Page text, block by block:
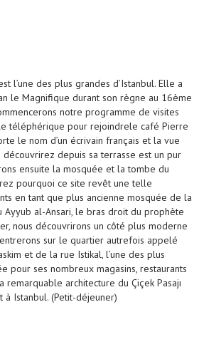
l’une des plus grandes d’Istanbul. Elle a
le Magnifique durant son règne au 16ème
notre programme de visites
téléphérique pour rejoindrele café Pierre
le nom d’un écrivain français et la vue
découvrirez depuis sa terrasse est un pur
ensuite la mosquée et la tombe du
pourquoi ce site revêt une telle
en tant que plus ancienne mosquée de la
al-Ansari, le bras droit du prophète
nous découvrirons un côté plus moderne
sur le quartier autrefois appelé
et de la rue Istikal, l’une des plus
pour ses nombreux magasins, restaurants
remarquable architecture du Çiçek Pasajı
Istanbul. (Petit-déjeuner)